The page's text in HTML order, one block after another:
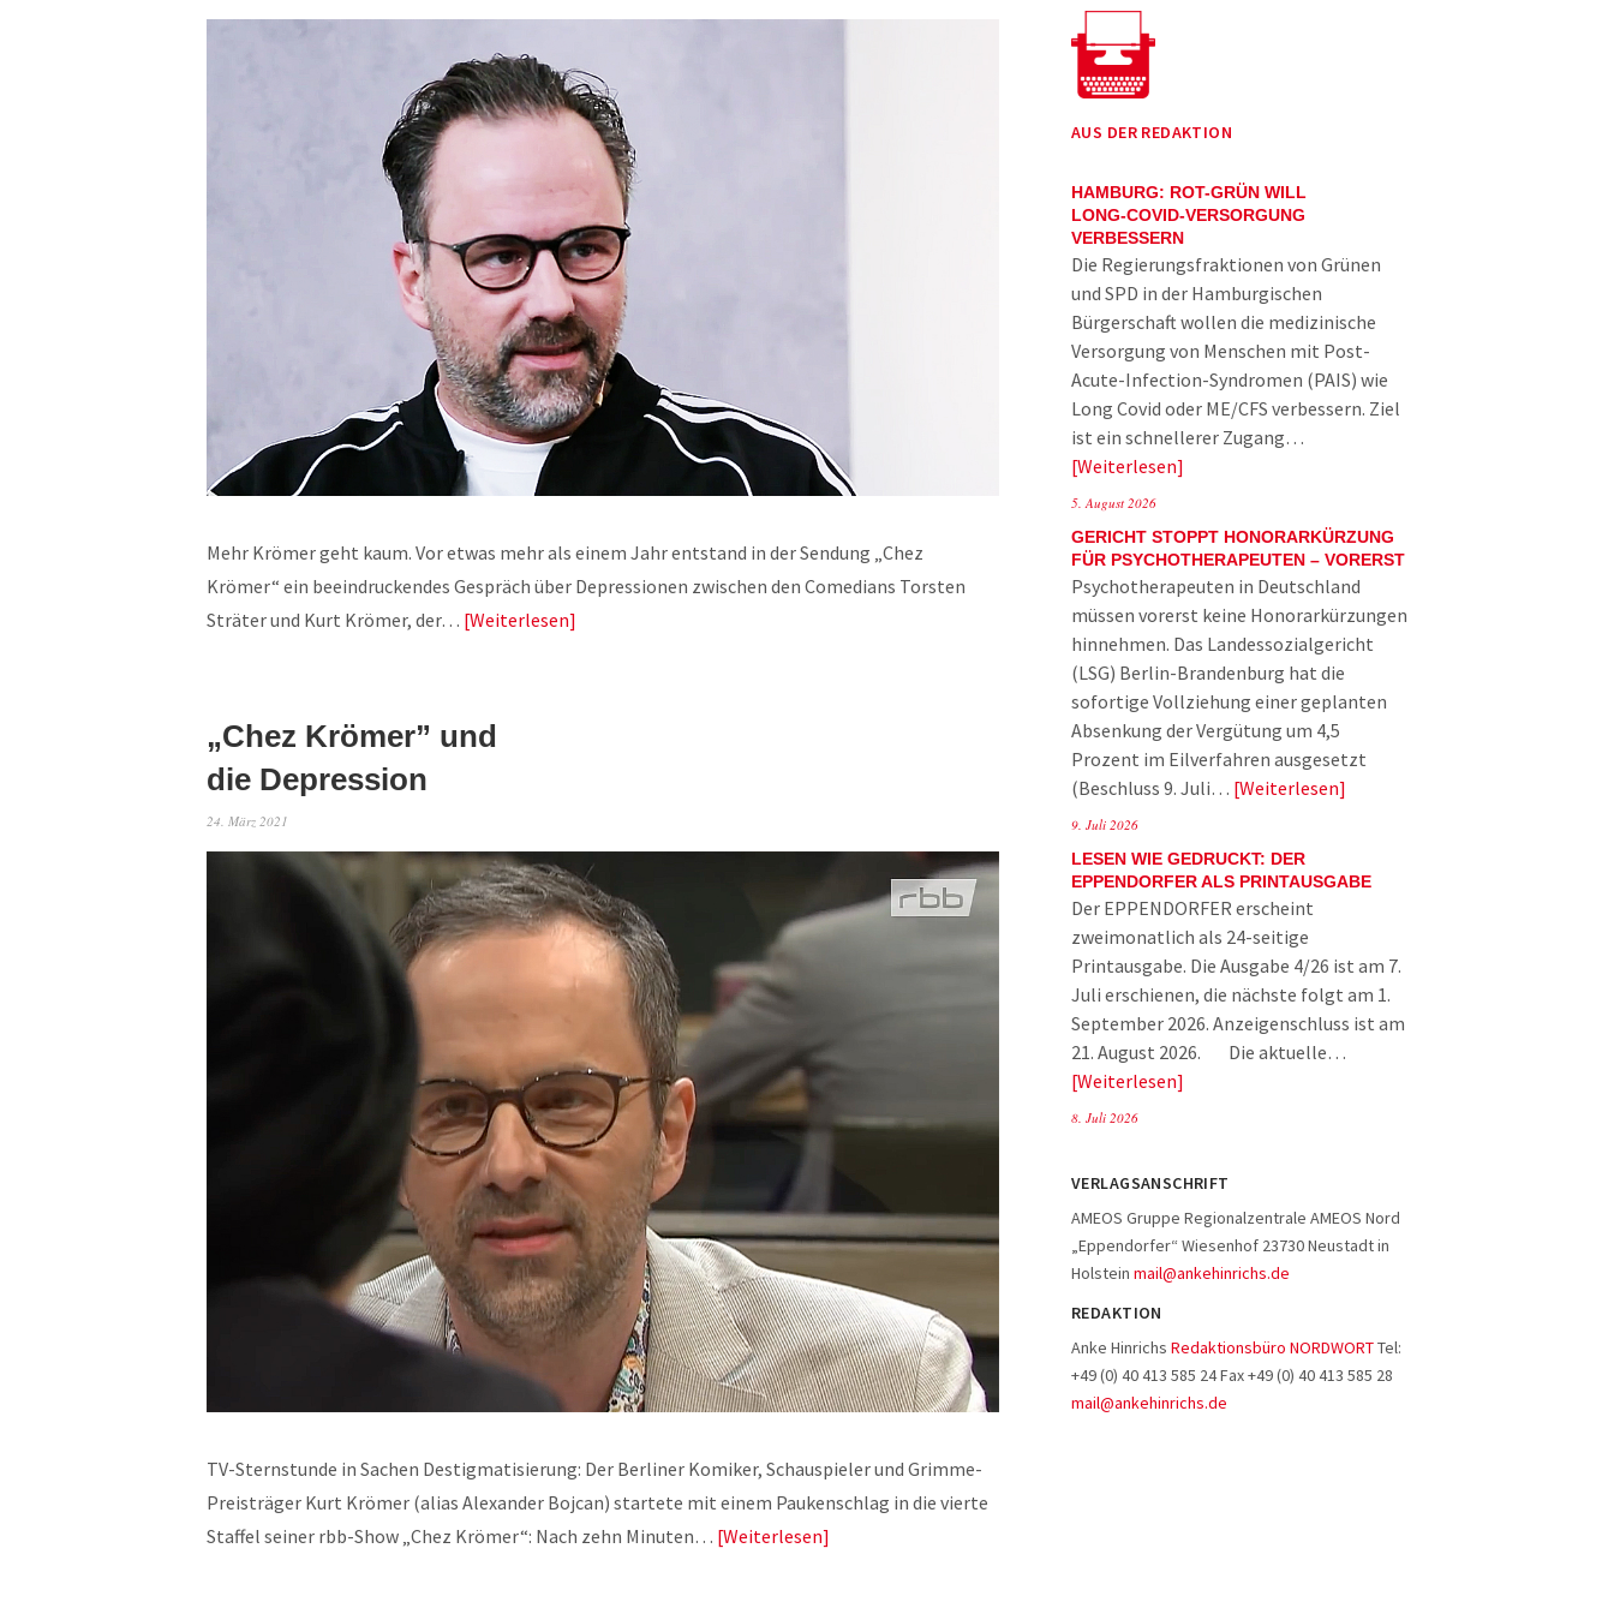
Mehr Krömer geht kaum. Vor etwas mehr als einem Jahr entstand in der Sendung „Chez
Krömer“ ein beeindruckendes Gespräch über Depressionen zwischen den Comedians Torsten
Sträter und Kurt Krömer, der… Weiterlesen
„Chez Krömer” und
die Depression
24. März 2021
TV-Sternstunde in Sachen Destigmatisierung: Der Berliner Komiker, Schauspieler und Grimme-
Preisträger Kurt Krömer (alias Alexander Bojcan) startete mit einem Paukenschlag in die vierte
Staffel seiner rbb-Show „Chez Krömer“: Nach zehn Minuten… Weiterlesen
AUS DER REDAKTION
HAMBURG: ROT-GRÜN WILL
LONG-COVID-VERSORGUNG
VERBESSERN
Die Regierungsfraktionen von Grünen
und SPD in der Hamburgischen
Bürgerschaft wollen die medizinische
Versorgung von Menschen mit Post-
Acute-Infection-Syndromen (PAIS) wie
Long Covid oder ME/CFS verbessern. Ziel
ist ein schnellerer Zugang…
Weiterlesen
5. August 2026
GERICHT STOPPT HONORARKÜRZUNG
FÜR PSYCHOTHERAPEUTEN – VORERST
Psychotherapeuten in Deutschland
müssen vorerst keine Honorarkürzungen
hinnehmen. Das Landessozialgericht
(LSG) Berlin-Brandenburg hat die
sofortige Vollziehung einer geplanten
Absenkung der Vergütung um 4,5
Prozent im Eilverfahren ausgesetzt
(Beschluss 9. Juli… Weiterlesen
9. Juli 2026
LESEN WIE GEDRUCKT: DER
EPPENDORFER ALS PRINTAUSGABE
Der EPPENDORFER erscheint
zweimonatlich als 24-seitige
Printausgabe. Die Ausgabe 4/26 ist am 7.
Juli erschienen, die nächste folgt am 1.
September 2026. Anzeigenschluss ist am
21. August 2026. Die aktuelle…
Weiterlesen
8. Juli 2026
VERLAGSANSCHRIFT
AMEOS Gruppe Regionalzentrale AMEOS Nord
„Eppendorfer“ Wiesenhof 23730 Neustadt in
Holstein mail@ankehinrichs.de
REDAKTION
Anke Hinrichs Redaktionsbüro NORDWORTTel:
+49 (0) 40 413 585 24 Fax +49 (0) 40 413 585 28
mail@ankehinrichs.de